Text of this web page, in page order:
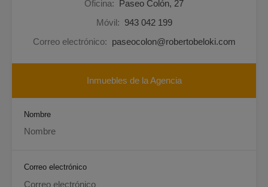
Oficina:
Paseo Colón, 27
Móvil: 943 042 199
Correo electrónico: paseocolon@robertobeloki.com
Inmuebles de la Agencia
Nombre
Correo electrónico